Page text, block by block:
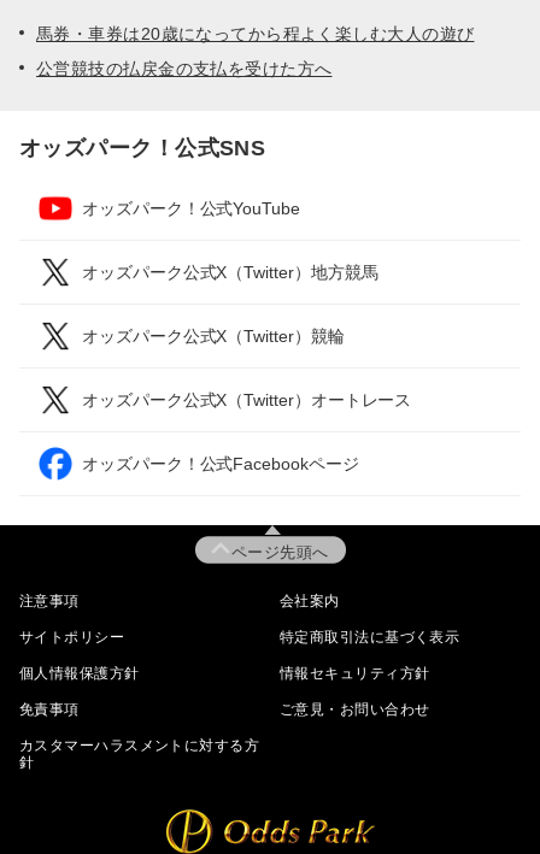
馬券・車券は20歳になってから程よく楽しむ大人の遊び
公営競技の払戻金の支払を受けた方へ
オッズパーク！公式SNS
オッズパーク！公式YouTube
オッズパーク公式X（Twitter）地方競馬
オッズパーク公式X（Twitter）競輪
オッズパーク公式X（Twitter）オートレース
オッズパーク！公式Facebookページ
ページ先頭へ
注意事項 会社案内
サイトポリシー 特定商取引法に基づく表示
個人情報保護方針 情報セキュリティ方針
免責事項 ご意見・お問い合わせ
カスタマーハラスメントに対する方
針